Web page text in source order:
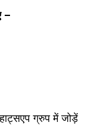
–
ग्रुप में जोड़ें